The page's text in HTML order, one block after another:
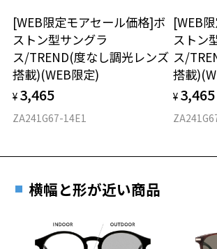
お気に入りリストは
※度付きサングラスをお求めの際は、レンズ選択
後、レンズオプションでカラーをお選びください
品名：サングラス
レンズの材質：プラスチック(コーティング)
レンズ枠の材質：プラスチック(塗装)
テンプルの材質：プラスチック(塗装)
使用上の注意：高温のところに置いたり、傷をつ
緒にしまわないようご注意下さい。
2024年3月1日から、店頭に商品をお持ち込みい
材質
フロント素材：French Plastic
[WEB限定モアセール価格]ボ
ストン型サングラ
ス/TREND(度なし調光レンズ
搭載)(WEB限定)
¥ 3,465
ZA241G67-14E1
[WEB
ストン
ス/
搭載
¥ 3,465
横幅と形が近い商品